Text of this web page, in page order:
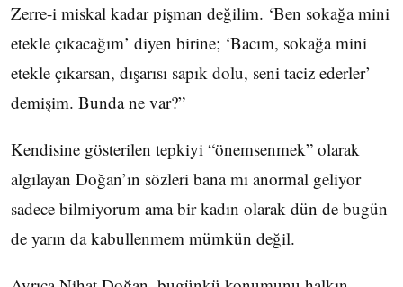
Zerre-i miskal kadar pişman değilim. ‘Ben sokağa mini
etekle çıkacağım’ diyen birine; ‘Bacım, sokağa mini
etekle çıkarsan, dışarısı sapık dolu, seni taciz ederler’
demişim. Bunda ne var?”
Kendisine gösterilen tepkiyi “önemsenmek” olarak
algılayan Doğan’ın sözleri bana mı anormal geliyor
sadece bilmiyorum ama bir kadın olarak dün de bugün
de yarın da kabullenmem mümkün değil.